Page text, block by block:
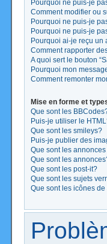
Pourquoi ne puis-je
Comment modifier ou
Pourquoi ne puis-je
Pourquoi ne puis-je
Pourquoi ai-je reçu un
Comment rapporter
A quoi sert le bouton
Pourquoi mon
Comment remonter
Mise en forme et
Que sont les
Puis-je utiliser le
Que sont les smileys?
Puis-je publier des
Que sont les
Que sont les
Que sont les post-it?
Que sont les sujets
Que sont les icônes de